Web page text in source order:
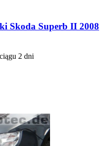
Skoda Superb II 2008
2 dni